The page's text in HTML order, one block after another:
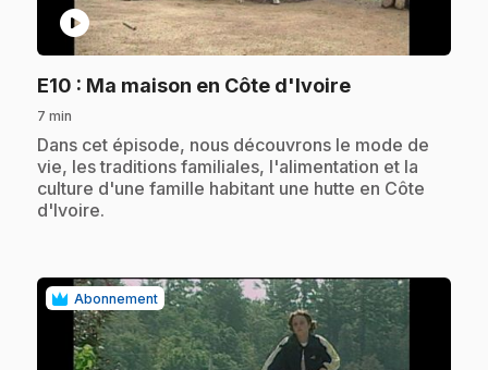
play_circle
E10 : Ma maison en Côte d'Ivoire.
7 min
.Dans cet épisode, nous découvrons le mode de
vie, les traditions familiales, l'alimentation et la
culture d'une famille habitant une hutte en Côte
d'Ivoire.
Abonnement